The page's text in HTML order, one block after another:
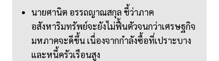
นายศานิต อรรถญาณสกุล ชี้ว่าภาค
อสังหาริมทรัพย์จะยังไม่ฟื้นตัวจนกว่าเศรษฐกิจ
มหภาคจะดีขึ้น เนื่องจากกำลังซื้อที่เปราะบาง
และหนี้ครัวเรือนสูง